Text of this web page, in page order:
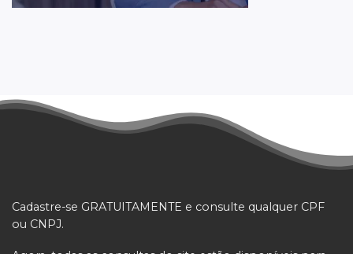
Cadastre-se GRATUITAMENTE e consulte qualquer CPF
ou CNPJ.